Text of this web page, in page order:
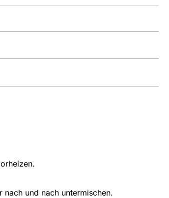
und nach untermischen.